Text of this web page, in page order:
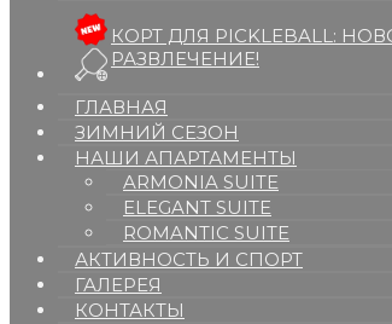
КОРТ ДЛЯ PICKLEBALL:
РАЗВЛЕЧЕНИЕ!
ГЛАВНАЯ
ЗИМНИЙ СЕЗОН
НАШИ АПАРТАМЕНТЫ
ARMONIA SUITE
ELEGANT SUITE
ROMANTIC SUITE
АКТИВНОСТЬ И СПОРТ
ГАЛЕРЕЯ
КОНТАКТЫ